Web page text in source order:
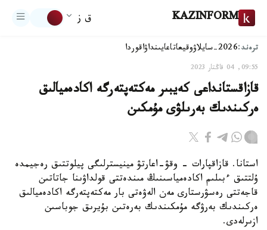
KAZINFORM ق ز
ترەند:2026-سايلاۋ وقيعاتاعايىنداۋاقوردا
09:55, 04 قاڭتار 2023
قازاقستانداعى كەيبىر مەكتەپتەرگە اكادەميالىق
ەركىندىك بەرىلۋى مۇمكىن
استانا. قازاقپارات - وقۋ-اعارتۋ مينيسترلىگى پيلوتتىق رەجيمدە
ۇلتتىق ءبىلىم اكادەمياسىنىڭ مىندەتتى قولداۋىنا جاتاتىن
قاجەتتى رەسۋرستارى مەن الەۋەتى بار مەكتەپتەرگە اكادەميالىق
ەركىندىك بەرۋگە مۇمكىندىك بەرەتىن بۇيرىق جوباسىن
ازىرلەدى.